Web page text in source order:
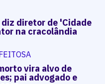
diretor de 'Cidade
na cracolândia
vira alvo de
pai advogado e